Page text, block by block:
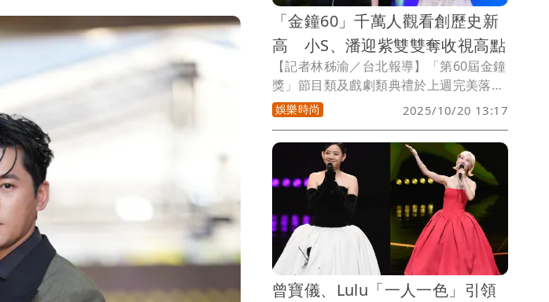
「金鐘60」千萬人觀看創歷史新
高 小S、潘迎紫雙雙奪收視高點
【記者林秭渝／台北報導】「第60屆金鐘
獎」節目類及戲劇類典禮於上週完美落
幕，被觀眾稱為是「有始以來最有看頭的
一屆」，不只是榮耀的頒獎典禮，更是一
場屬於台灣影視的盛大慶典。今(20日)收
視結果出爐，創下歷史新高，收節目類典
禮收視最高點落在小S揭曉綜藝節目主持
人獎，F35-54觀眾群收視5。戲劇類典禮
收視最高點則落在潘迎紫出場頒獎，F35-
54觀眾群收視破5更高達5.02。
娛樂時尚 2025/10/20 13:17
曾寶儀、Lulu「一人一色」引領